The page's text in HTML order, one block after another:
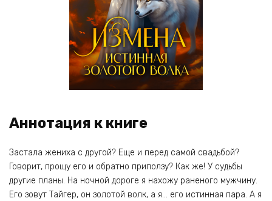
Аннотация к книге
Застала жениха с другой? Еще и перед самой свадьбой?
Говорит, прощу его и обратно приползу? Как же! У судьбы
другие планы. На ночной дороге я нахожу раненого мужчину.
Его зовут Тайгер, он золотой волк, а я… его истинная пара. А я